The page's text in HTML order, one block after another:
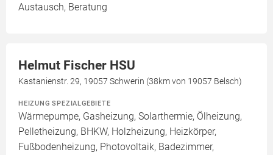
Austausch, Beratung
Helmut Fischer HSU
Kastanienstr. 29, 19057 Schwerin (38km von 19057 Belsch)
HEIZUNG SPEZIALGEBIETE
Wärmepumpe, Gasheizung, Solarthermie, Ölheizung,
Pelletheizung, BHKW, Holzheizung, Heizkörper,
Fußbodenheizung, Photovoltaik, Badezimmer,